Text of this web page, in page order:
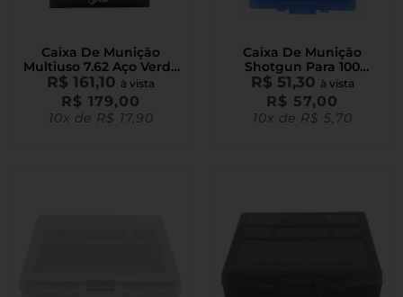
Caixa De Munição
Multiuso 7.62 Aço Verde
AVB
R$ 161,10 à vista
R$ 179,00
10x de R$ 17,90
Caixa De Munição
Shotgun Para 100
Cartuchos Calibre 40 E
45 Azul
R$ 51,30 à vista
R$ 57,00
10x de R$ 5,70